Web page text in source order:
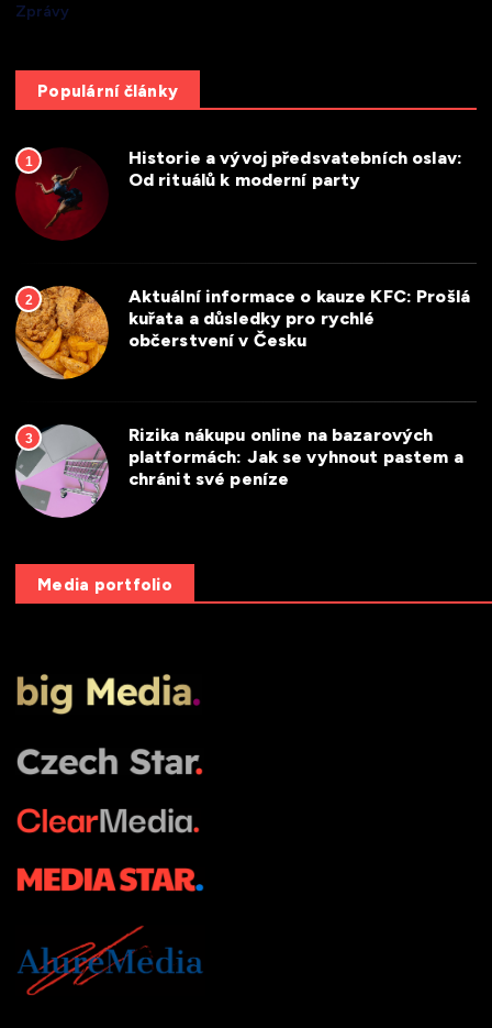
Zprávy
Populární články
1
Historie a vývoj předsvatebních oslav:
Od rituálů k moderní party
2
Aktuální informace o kauze KFC: Prošlá
kuřata a důsledky pro rychlé
občerstvení v Česku
3
Rizika nákupu online na bazarových
platformách: Jak se vyhnout pastem a
chránit své peníze
Media portfolio